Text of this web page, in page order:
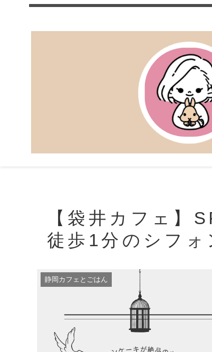
【袋井カフェ】
徒歩1分のシフ
静岡カフェとごはん